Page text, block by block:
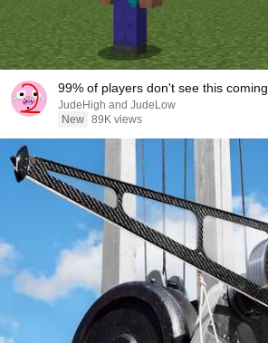
99% of players don't see this coming
JudeHigh and JudeLow
New 89K views